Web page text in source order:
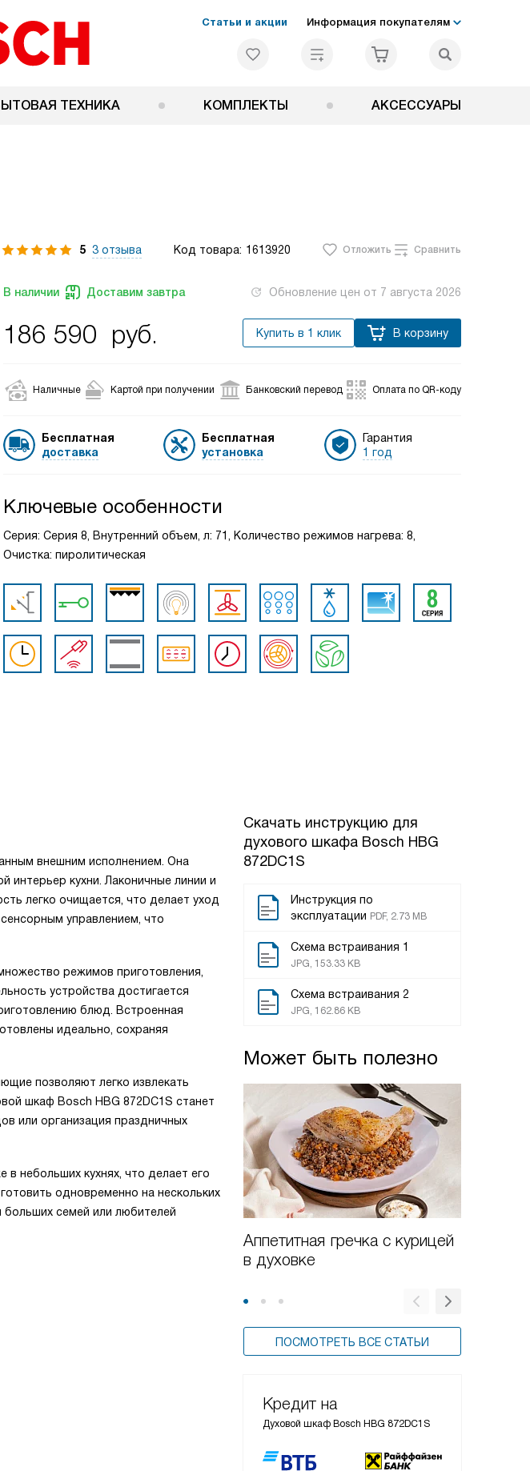
Статьи и акции Информация покупателям
ТЕХНИКА КОМПЛЕКТЫ АКСЕССУАРЫ
5 3 отзыва Код товара: 1613920 Отложить Сравнить
В наличии Доставим завтра Обновление цен от 7 августа 2026
186 590 руб. Купить в 1 клик В корзину
Наличные Картой при получении Банковский перевод Оплата по QR-коду
Бесплатная
доставка
Бесплатная
установка
Гарантия
1 год
Ключевые особенности
Серия: Серия 8, Внутренний объем, л: 71, Количество режимов нагрева: 8,
Очистка: пиролитическая
Скачать инструкцию для
духового шкафа Bosch HBG
872DC1S
Инструкция по
эксплуатации PDF, 2.73 MB
Схема встраивания 1
JPG, 153.33 KB
Схема встраивания 2
JPG, 162.86 KB
Может быть полезно
Аппетитная гречка с курицей
в духовке
ПОСМОТРЕТЬ ВСЕ СТАТЬИ
Кредит на
Духовой шкаф Bosch HBG 872DC1S
внешним исполнением. Она
интерьер кухни. Лаконичные линии и
легко очищается, что делает уход
управлением, что
режимов приготовления,
устройства достигается
блюд. Встроенная
идеально, сохраняя
позволяют легко извлекать
шкаф Bosch HBG 872DC1S станет
или организация праздничных
небольших кухнях, что делает его
одновременно на нескольких
больших семей или любителей